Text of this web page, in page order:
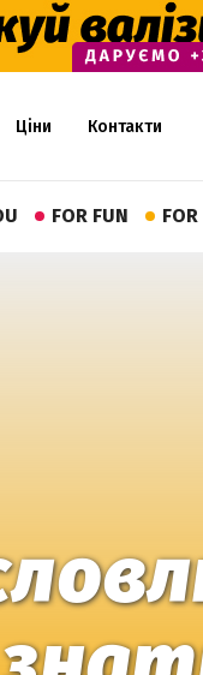
Ціни Контакти
FOR FUN FOR